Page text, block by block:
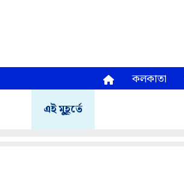
কলকাতা
এই মুহূর্তে